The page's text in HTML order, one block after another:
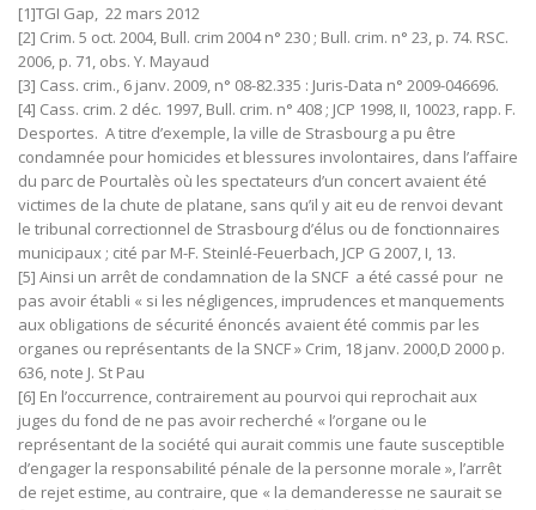
[1]TGI Gap, 22 mars 2012
[2] Crim. 5 oct. 2004, Bull. crim 2004 n° 230 ; Bull. crim. n° 23, p. 74. RSC.
2006, p. 71, obs. Y. Mayaud
[3] Cass. crim., 6 janv. 2009, n° 08-82.335 : Juris-Data n° 2009-046696.
[4] Cass. crim. 2 déc. 1997, Bull. crim. n° 408 ; JCP 1998, II, 10023, rapp. F.
Desportes. A titre d’exemple, la ville de Strasbourg a pu être
condamnée pour homicides et blessures involontaires, dans l’affaire
du parc de Pourtalès où les spectateurs d’un concert avaient été
victimes de la chute de platane, sans qu’il y ait eu de renvoi devant
le tribunal correctionnel de Strasbourg d’élus ou de fonctionnaires
municipaux ; cité par M-F. Steinlé-Feuerbach, JCP G 2007, I, 13.
[5] Ainsi un arrêt de condamnation de la SNCF a été cassé pour ne
pas avoir établi « si les négligences, imprudences et manquements
aux obligations de sécurité énoncés avaient été commis par les
organes ou représentants de la SNCF » Crim, 18 janv. 2000,D 2000 p.
636, note J. St Pau
[6] En l’occurrence, contrairement au pourvoi qui reprochait aux
juges du fond de ne pas avoir recherché « l’organe ou le
représentant de la société qui aurait commis une faute susceptible
d’engager la responsabilité pénale de la personne morale », l’arrêt
de rejet estime, au contraire, que « la demanderesse ne saurait se